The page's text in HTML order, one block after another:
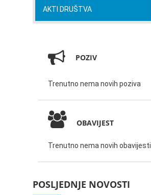
AKTI DRUŠTVA
POZIV
Trenutno nema novih poziva
OBAVIJEST
Trenutno nema novih obavijesti
POSLJEDNJE NOVOSTI